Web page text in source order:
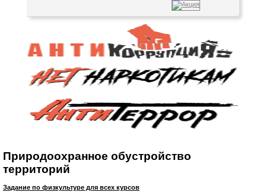
Природоохранное обустройство
территорий
Задание по физкультуре для всех курсов